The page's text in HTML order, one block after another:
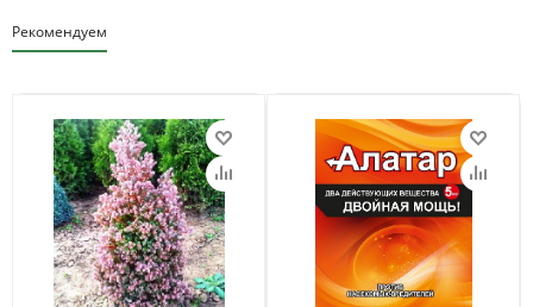
Рекомендуем